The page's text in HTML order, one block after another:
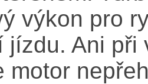
výkon pro
jízdu. Ani
motor